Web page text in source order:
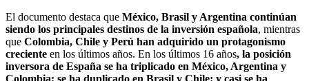
El documento destaca que México, Brasil y Argentina continúan
siendo los principales destinos de la inversión española, mientras
que Colombia, Chile y Perú han adquirido un protagonismo
creciente en los últimos años. En los últimos 16 años, la posición
inversora de España se ha triplicado en México, Argentina y
Colombia; se ha duplicado en Brasil y Chile; y casi se ha